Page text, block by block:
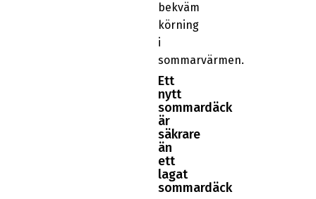
bekväm
körning
i
sommarvärmen.
Ett
nytt
sommardäck
är
säkrare
än
ett
lagat
sommardäck